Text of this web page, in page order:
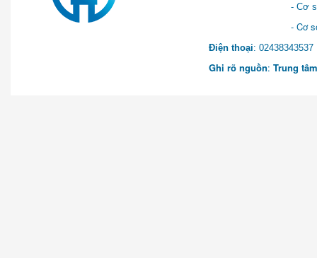
- Cơ sở 2: Khu Hành
- Cơ sở 3: Số 1 Ngõ 2
Điện thoại:
Ghi rõ nguồn: Trung